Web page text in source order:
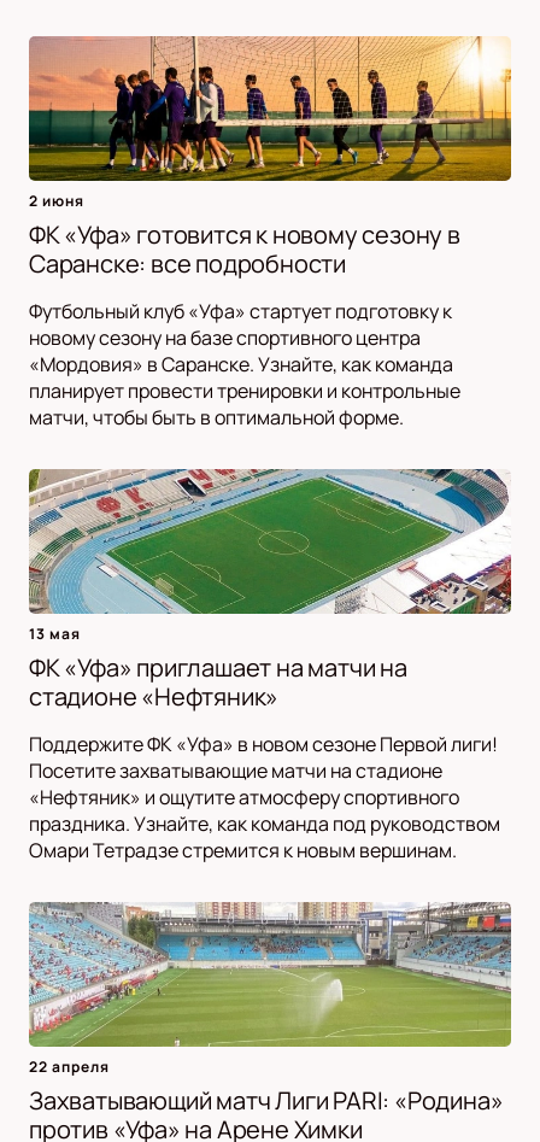
2 июня
ФК «Уфа» готовится к новому сезону в
Саранске: все подробности
Футбольный клуб «Уфа» стартует подготовку к
новому сезону на базе спортивного центра
«Мордовия» в Саранске. Узнайте, как команда
планирует провести тренировки и контрольные
матчи, чтобы быть в оптимальной форме.
13 мая
ФК «Уфа» приглашает на матчи на
стадионе «Нефтяник»
Поддержите ФК «Уфа» в новом сезоне Первой лиги!
Посетите захватывающие матчи на стадионе
«Нефтяник» и ощутите атмосферу спортивного
праздника. Узнайте, как команда под руководством
Омари Тетрадзе стремится к новым вершинам.
22 апреля
Захватывающий матч Лиги PARI: «Родина»
против «Уфа» на Арене Химки